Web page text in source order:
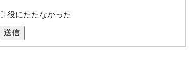
役にたたなかった
送信